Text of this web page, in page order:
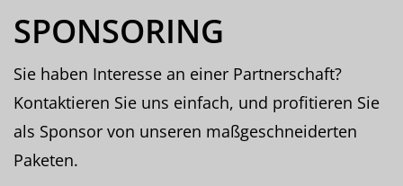
SPONSORING
Sie haben Interesse an einer Partnerschaft?
Kontaktieren Sie uns einfach, und profitieren Sie
als Sponsor von unseren maßgeschneiderten
Paketen.